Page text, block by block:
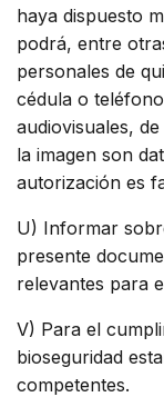
haya dispuesto
podrá, entre
personales de
cédula o
audiovisuales,
la imagen son
autorización es
U) Informar
presente
relevantes para
V) Para el
bioseguridad
competentes.